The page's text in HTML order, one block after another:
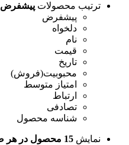
ترتیب محصولات پیشفرض
پیشفرض
دلخواه
نام
قیمت
تاریخ
محبوبیت(فروش)
امتیاز متوسط
ارتباط
تصادفی
شناسه محصول
نمایش 15 محصول در هر صفحه